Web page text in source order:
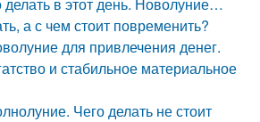
а с чем стоит повременить?
для привлечения денег.
и стабильное материальное
Чего делать не стоит